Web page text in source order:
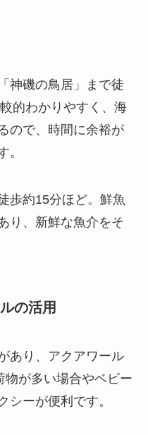
神磯の鳥居」まで徒
的わかりやすく、海
ので、時間に余裕が
。
歩約15分ほど。鮮魚
り、新鮮な魚介をそ
の活用
あり、アクアワール
物が多い場合やベビー
シーが便利です。